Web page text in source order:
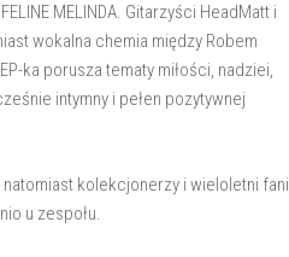
MELINDA. Gitarzyści HeadMatt i
wokalna chemia między Robem
ka porusza tematy miłości, nadziei,
intymny i pełen pozytywnej
kolekcjonerzy i wieloletni fani
u zespołu.